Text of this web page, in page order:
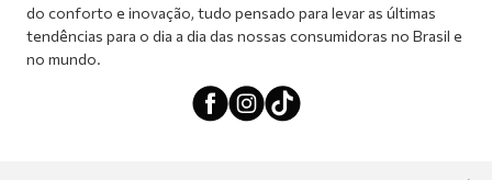
do conforto e inovação, tudo pensado para levar as últimas
tendências para o dia a dia das nossas consumidoras no Brasil e
no mundo.